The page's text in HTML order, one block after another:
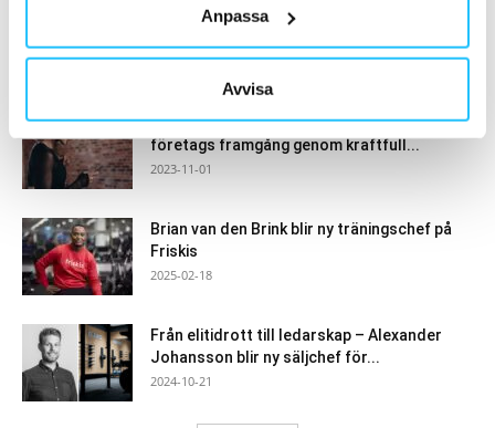
Anpassa
Avvisa
Stöttar träningsindustrin jämlikhet och
ämnet och höja...
Gymskolan med BRP | Wondr: Maximera ditt
företags framgång genom kraftfull...
2023-11-01
Brian van den Brink blir ny träningschef på
Friskis
2025-02-18
Från elitidrott till ledarskap – Alexander
Johansson blir ny säljchef för...
2024-10-21